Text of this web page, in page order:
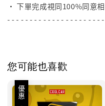
• 下單完成視同100%同意
- - - - - - - - - - - - - - - - - - - - -
您可能也喜歡
優惠